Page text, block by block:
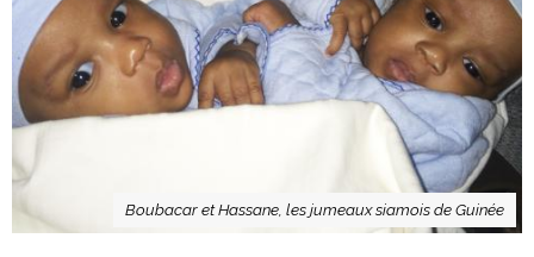
Boubacar et Hassane, les jumeaux siamois de Guinée